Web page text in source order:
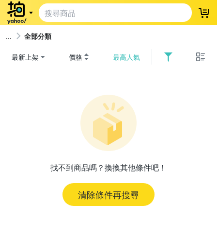
登
全部分類
最新上架 價格 最高人氣
找不到商品嗎？換換其他條件吧！
清除條件再搜尋